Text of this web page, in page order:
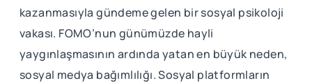
kazanmasıyla gündeme gelen bir sosyal psikoloji
vakası. FOMO’nun günümüzde hayli
yaygınlaşmasının ardında yatan en büyük neden,
sosyal medya bağımlılığı. Sosyal platformların